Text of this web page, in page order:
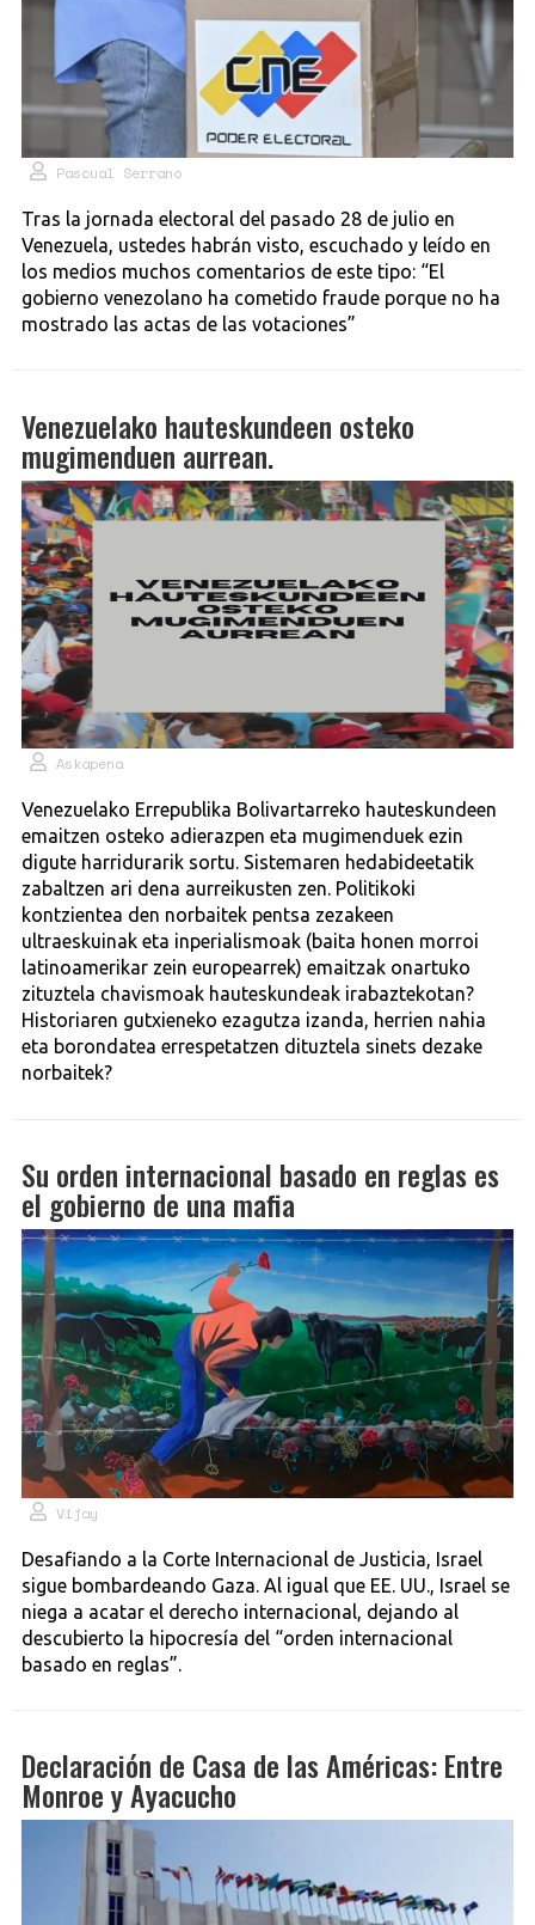
Pascual Serrano
Tras la jornada electoral del pasado 28 de julio en
Venezuela, ustedes habrán visto, escuchado y leído en
los medios muchos comentarios de este tipo: “El
gobierno venezolano ha cometido fraude porque no ha
mostrado las actas de las votaciones”
Venezuelako hauteskundeen osteko
mugimenduen aurrean.
Askapena
Venezuelako Errepublika Bolivartarreko hauteskundeen
emaitzen osteko adierazpen eta mugimenduek ezin
digute harridurarik sortu. Sistemaren hedabideetatik
zabaltzen ari dena aurreikusten zen. Politikoki
kontzientea den norbaitek pentsa zezakeen
ultraeskuinak eta inperialismoak (baita honen morroi
latinoamerikar zein europearrek) emaitzak onartuko
zituztela chavismoak hauteskundeak irabaztekotan?
Historiaren gutxieneko ezagutza izanda, herrien nahia
eta borondatea errespetatzen dituztela sinets dezake
norbaitek?
Su orden internacional basado en reglas es
el gobierno de una mafia
Vijay
Desafiando a la Corte Internacional de Justicia, Israel
sigue bombardeando Gaza. Al igual que EE. UU., Israel se
niega a acatar el derecho internacional, dejando al
descubierto la hipocresía del “orden internacional
basado en reglas”.
Declaración de Casa de las Américas: Entre
Monroe y Ayacucho